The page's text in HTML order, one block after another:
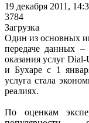
19 декабря 2011,
3784
Загрузка
Один из основных
передаче данных
оказания услуг
и Бухаре с 1
услуга стала
реалиях.
По оценкам